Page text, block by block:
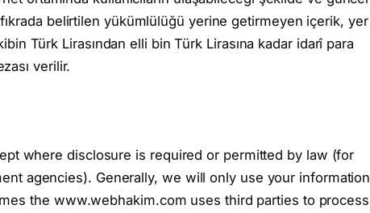
belirtilen yükümlülüğü yerine getirmeyen içerik, yer
Türk Lirasından elli bin Türk Lirasına kadar idarî para
verilir.
where disclosure is required or permitted by law (for
agencies). Generally, we will only use your information
the www.webhakim.com uses third parties to process